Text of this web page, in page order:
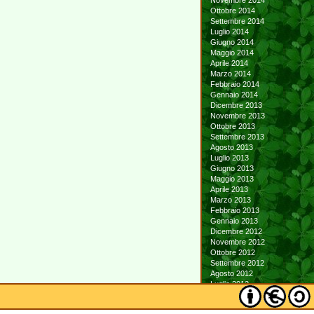
Ottobre 2014
Settembre 2014
Luglio 2014
Giugno 2014
Maggio 2014
Aprile 2014
Marzo 2014
Febbraio 2014
Gennaio 2014
Dicembre 2013
Novembre 2013
Ottobre 2013
Settembre 2013
Agosto 2013
Luglio 2013
Giugno 2013
Maggio 2013
Aprile 2013
Marzo 2013
Febbraio 2013
Gennaio 2013
Dicembre 2012
Novembre 2012
Ottobre 2012
Settembre 2012
Agosto 2012
Luglio 2012
Giugno 2012
Maggio 2012